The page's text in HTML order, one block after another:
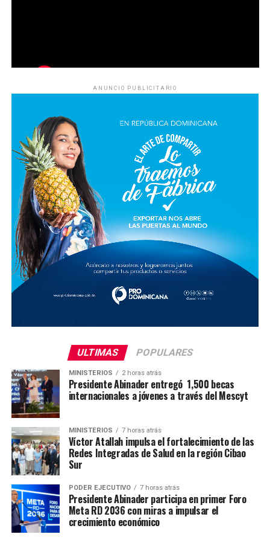
ANUNCIO PUBLICITARIO
ULTIMAS POPULARES
MINISTERIOS 2 horas atrás
Presidente Abinader entregó 1,500 becas
internacionales a jóvenes a través del Mescyt
MINISTERIOS 7 horas atrás
Víctor Atallah impulsa el fortalecimiento de las
Redes Integradas de Salud en la región Cibao
Sur
PODER EJECUTIVO 7 horas atrás
Presidente Abinader participa en primer Foro
Meta RD 2036 con miras a impulsar el
crecimiento económico